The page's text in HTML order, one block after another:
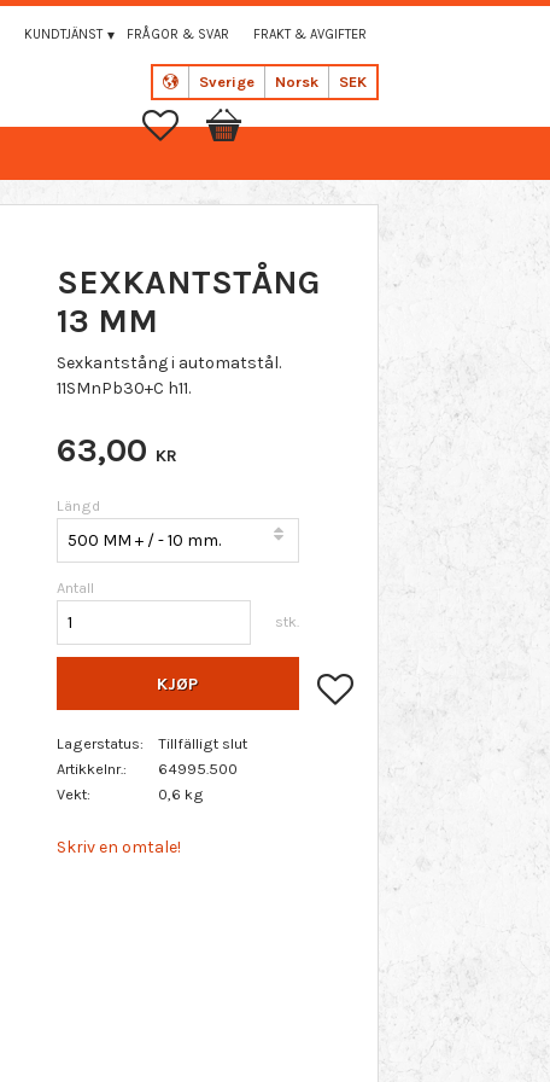
Sverige Norsk SEK
KUNDTJÄNST FRÅGOR & SVAR FRAKT & AVGIFTER
Favoritter
Handlekurv
SEXKANTSTÅNG
13 MM
Sexkantstång i automatstål.
11SMnPb30+C h11.
63,00 KR
Längd
Antall
stk.
KJØP Lagre som favoritt
Lagerstatus
Tillfälligt slut
Artikkelnr.
64995.500
Vekt
0,6 kg
Skriv en omtale!